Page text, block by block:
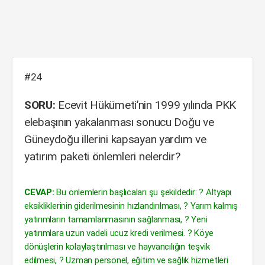
#24
SORU: Ecevit Hükümeti’nin 1999 yılında PKK
elebaşının yakalanması sonucu Doğu ve
Güneydoğu illerini kapsayan yardım ve
yatırım paketi önlemleri nelerdir?
CEVAP: Bu önlemlerin başlıcaları şu şekildedir: ? Altyapı
eksikliklerinin giderilmesinin hızlandırılması, ? Yarım kalmış
yatırımların tamamlanmasının sağlanması, ? Yeni
yatırımlara uzun vadeli ucuz kredi verilmesi. ? Köye
dönüşlerin kolaylaştırılması ve hayvancılığın teşvik
edilmesi, ? Uzman personel, eğitim ve sağlık hizmetleri